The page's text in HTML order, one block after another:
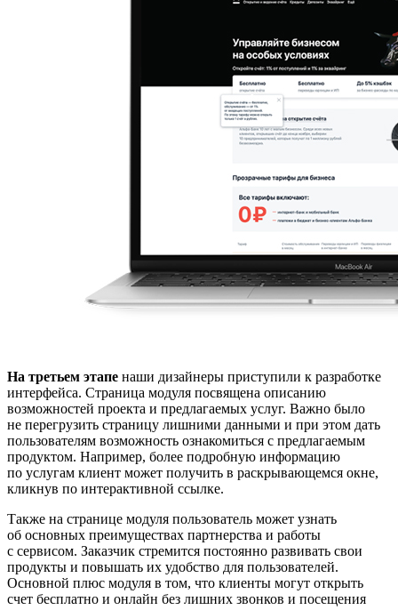
На третьем этапе наши дизайнеры приступили к разработке
интерфейса. Страница модуля посвящена описанию
возможностей проекта и предлагаемых услуг. Важно было
не перегрузить страницу лишними данными и при этом дать
пользователям возможность ознакомиться с предлагаемым
продуктом. Например, более подробную информацию
по услугам клиент может получить в раскрывающемся окне,
кликнув по интерактивной ссылке.
Также на странице модуля пользователь может узнать
об основных преимуществах партнерства и работы
с сервисом. Заказчик стремится постоянно развивать свои
продукты и повышать их удобство для пользователей.
Основной плюс модуля в том, что клиенты могут открыть
счет бесплатно и онлайн без лишних звонков и посещения